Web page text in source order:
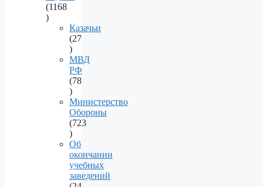
1168
1168
productsКазачьи
27
27
products
МВД
РФ
78
78
products
Министерство
Обороны
723
723
products
Об
окончании
учебных
заведений